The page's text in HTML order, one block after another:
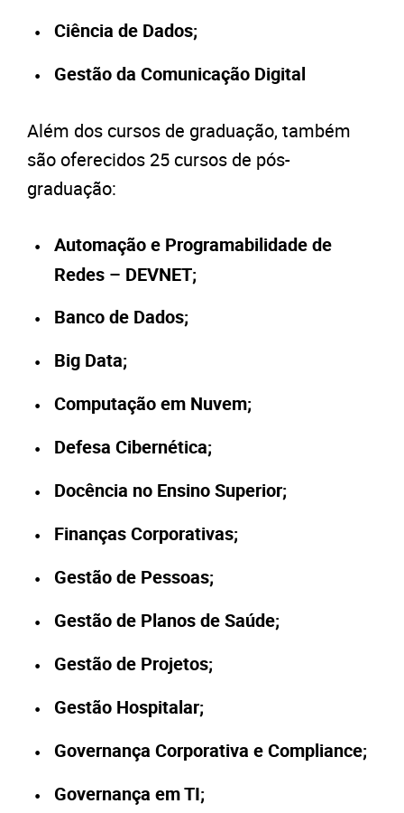
Ciência de Dados;
Gestão da Comunicação Digital
Além dos cursos de graduação, também
são oferecidos 25 cursos de pós-
graduação:
Automação e Programabilidade de
Redes – DEVNET;
Banco de Dados;
Big Data;
Computação em Nuvem;
Defesa Cibernética;
Docência no Ensino Superior;
Finanças Corporativas;
Gestão de Pessoas;
Gestão de Planos de Saúde;
Gestão de Projetos;
Gestão Hospitalar;
Governança Corporativa e Compliance;
Governança em TI;